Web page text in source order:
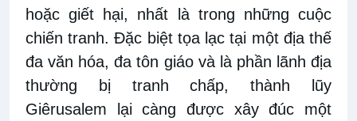
hoặc giết hại, nhất là trong những cuộc
chiến tranh. Đặc biệt tọa lạc tại một địa thế
đa văn hóa, đa tôn giáo và là phần lãnh địa
thường bị tranh chấp, thành lũy
Giêrusalem lại càng được xây đúc một